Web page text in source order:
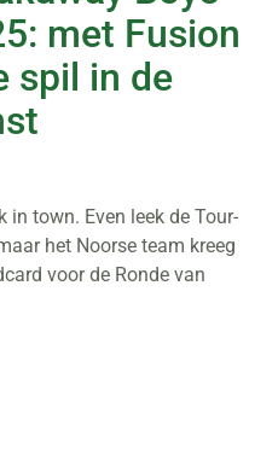
met Fusion
spil in de
in town. Even leek de Tour-
het Noorse team kreeg
voor de Ronde van